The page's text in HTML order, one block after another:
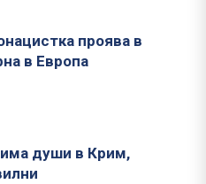
проява в
в Европа
души в Крим,